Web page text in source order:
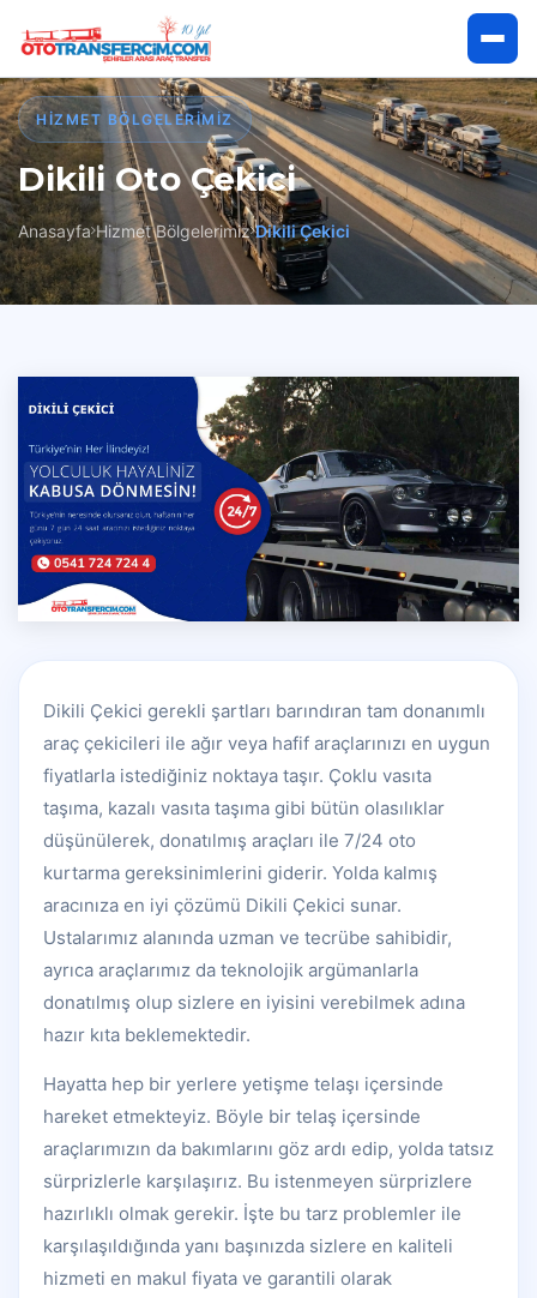
Anasayfa
Hakkımızda
Hizmetlerimiz
Çekici Talep Et
HIZMET BÖLGELERIMIZ
Dikili Oto Çekici
Anasayfa Hizmet Bölgelerimiz Dikili Çekici
Dikili Çekici gerekli şartları barındıran tam donanımlı
araç çekicileri ile ağır veya hafif araçlarınızı en uygun
fiyatlarla istediğiniz noktaya taşır. Çoklu vasıta
taşıma, kazalı vasıta taşıma gibi bütün olasılıklar
düşünülerek, donatılmış araçları ile 7/24 oto
kurtarma gereksinimlerini giderir. Yolda kalmış
aracınıza en iyi çözümü Dikili Çekici sunar.
Ustalarımız alanında uzman ve tecrübe sahibidir,
ayrıca araçlarımız da teknolojik argümanlarla
donatılmış olup sizlere en iyisini verebilmek adına
hazır kıta beklemektedir.
Hayatta hep bir yerlere yetişme telaşı içersinde
hareket etmekteyiz. Böyle bir telaş içersinde
araçlarımızın da bakımlarını göz ardı edip, yolda tatsız
sürprizlerle karşılaşırız. Bu istenmeyen sürprizlere
hazırlıklı olmak gerekir. İşte bu tarz problemler ile
karşılaşıldığında yanı başınızda sizlere en kaliteli
hizmeti en makul fiyata ve garantili olarak